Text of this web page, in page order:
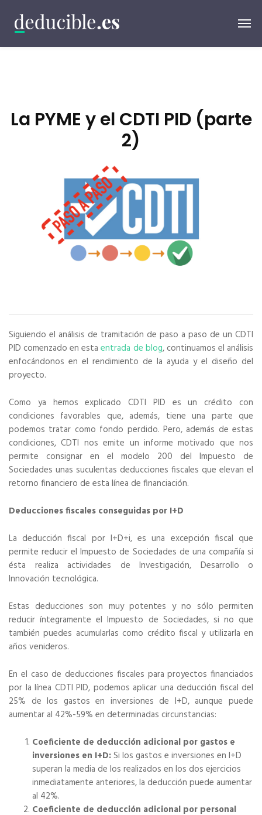
La PYME y el CDTI PID (parte
2)
Siguiendo el análisis de tramitación de paso a paso de un CDTI
PID comenzado en estaentrada de blog, continuamos el análisis
enfocándonos en el rendimiento de la ayuda y el diseño del
proyecto.
Como ya hemos explicado CDTI PID es un crédito con
condiciones favorables que, además, tiene una parte que
podemos tratar como fondo perdido. Pero, además de estas
condiciones, CDTI nos emite un informe motivado que nos
permite consignar en el modelo 200 del Impuesto de
Sociedades unas suculentas deducciones fiscales que elevan el
retorno financiero de esta línea de financiación.
Deducciones fiscales conseguidas por I+D
La deducción fiscal por I+D+i, es una excepción fiscal que
permite reducir el Impuesto de Sociedades de una compañía si
ésta realiza actividades de Investigación, Desarrollo o
Innovación tecnológica.
Estas deducciones son muy potentes y no sólo permiten
reducir íntegramente el Impuesto de Sociedades, si no que
también puedes acumularlas como crédito fiscal y utilizarla en
años venideros.
En el caso de deducciones fiscales para proyectos financiados
por la línea CDTI PID, podemos aplicar una deducción fiscal del
25% de los gastos en inversiones de I+D, aunque puede
aumentar al 42%-59% en determinadas circunstancias:
Coeficiente de deducción adicional por gastos e
inversiones en I+D:Si los gastos e inversiones en I+D
superan la media de los realizados en los dos ejercicios
inmediatamente anteriores, la deducción puede aumentar
al 42%.
Coeficiente de deducción adicional por personal